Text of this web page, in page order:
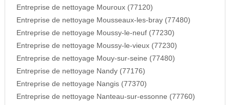
Entreprise de nettoyage Mouroux (77120)
Entreprise de nettoyage Mousseaux-les-bray (77480)
Entreprise de nettoyage Moussy-le-neuf (77230)
Entreprise de nettoyage Moussy-le-vieux (77230)
Entreprise de nettoyage Mouy-sur-seine (77480)
Entreprise de nettoyage Nandy (77176)
Entreprise de nettoyage Nangis (77370)
Entreprise de nettoyage Nanteau-sur-essonne (77760)